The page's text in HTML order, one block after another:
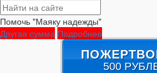
Помочь "Маяку надежды"
Другая сумма Подробнее
500